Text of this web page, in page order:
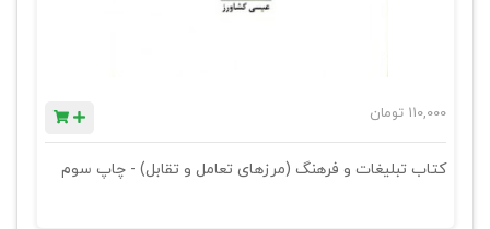
110,000 تومان
کتاب تبلیغات و فرهنگ (مرزهای تعامل و تقابل) - چاپ سوم